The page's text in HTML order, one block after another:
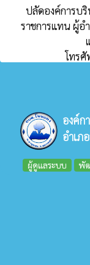
ปลัดองค์การบ
ราชการแทน ผู้อ
โทร
องค์ก
อำเ
ผู้ดูแลระบบ พั